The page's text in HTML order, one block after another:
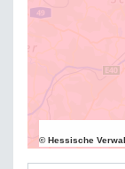
© Hessische